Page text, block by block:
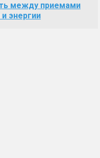
между приемами
энергии